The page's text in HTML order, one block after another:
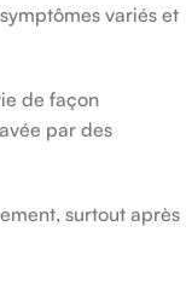
variés et
de façon
par des
surtout après